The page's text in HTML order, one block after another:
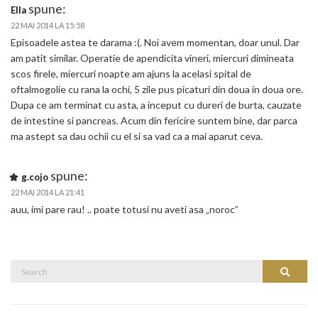
Ella spune:
22 MAI 2014 LA 15:58
Episoadele astea te darama :(. Noi avem momentan, doar unul. Dar
am patit similar. Operatie de apendicita vineri, miercuri dimineata
scos firele, miercuri noapte am ajuns la acelasi spital de
oftalmogolie cu rana la ochi, 5 zile pus picaturi din doua in doua ore.
Dupa ce am terminat cu asta, a inceput cu dureri de burta, cauzate
de intestine si pancreas. Acum din fericire suntem bine, dar parca
ma astept sa dau ochii cu el si sa vad ca a mai aparut ceva.
g.cojo spune:
22 MAI 2014 LA 21:41
auu, imi pare rau! .. poate totusi nu aveti asa „noroc”
Search